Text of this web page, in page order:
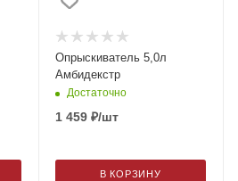
Опрыскиватель 5,0л
Амбидекстр
Достаточно
1 459₽/шт
В КОРЗИНУ